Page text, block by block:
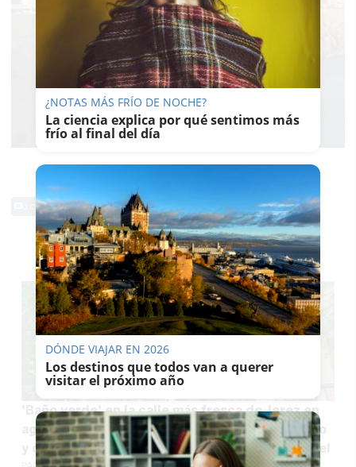
0 Comentarios
TE PUEDE INTERESAR
'Baño verde' en la calle más fresca de Jerez en
agosto: negocios icónicos, arte contemporáneo
y comida típica jerezana o italiana bajo un vergel
¿NOTAS MÁS FRÍO DE NOCHE?
La ciencia explica por qué sentimos más
frío al final del día
DÓNDE VIAJAR EN 2026
Los destinos que todos van a querer
visitar el próximo año